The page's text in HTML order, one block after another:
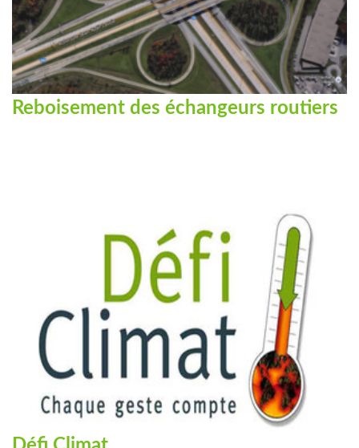
Reboisement des échangeurs routiers